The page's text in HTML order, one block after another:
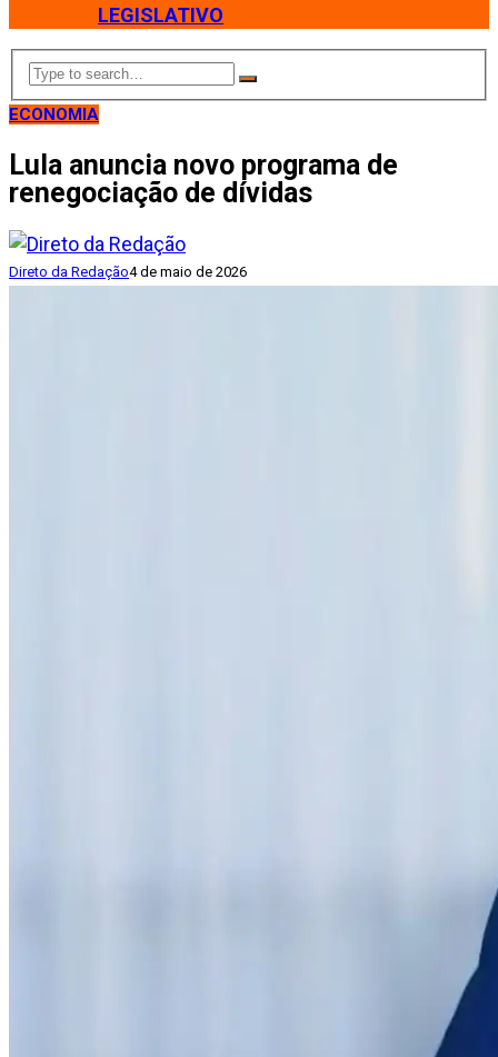
LEGISLATIVO
ECONOMIA
Lula anuncia novo programa de
renegociação de dívidas
Direto da Redação4 de maio de 2026